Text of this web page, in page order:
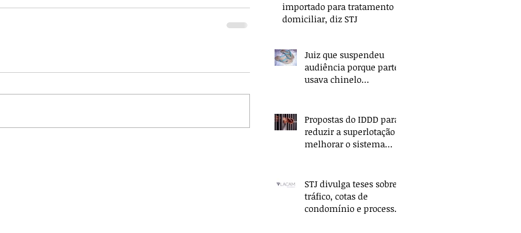
importado para tratamento
domiciliar, diz STJ
Juiz que suspendeu
audiência porque parte
usava chinelo
Propostas do IDDD para
reduzir a superlotação e
melhorar o sistema
STJ divulga teses sobre
tráfico, cotas de
condomínio e processo